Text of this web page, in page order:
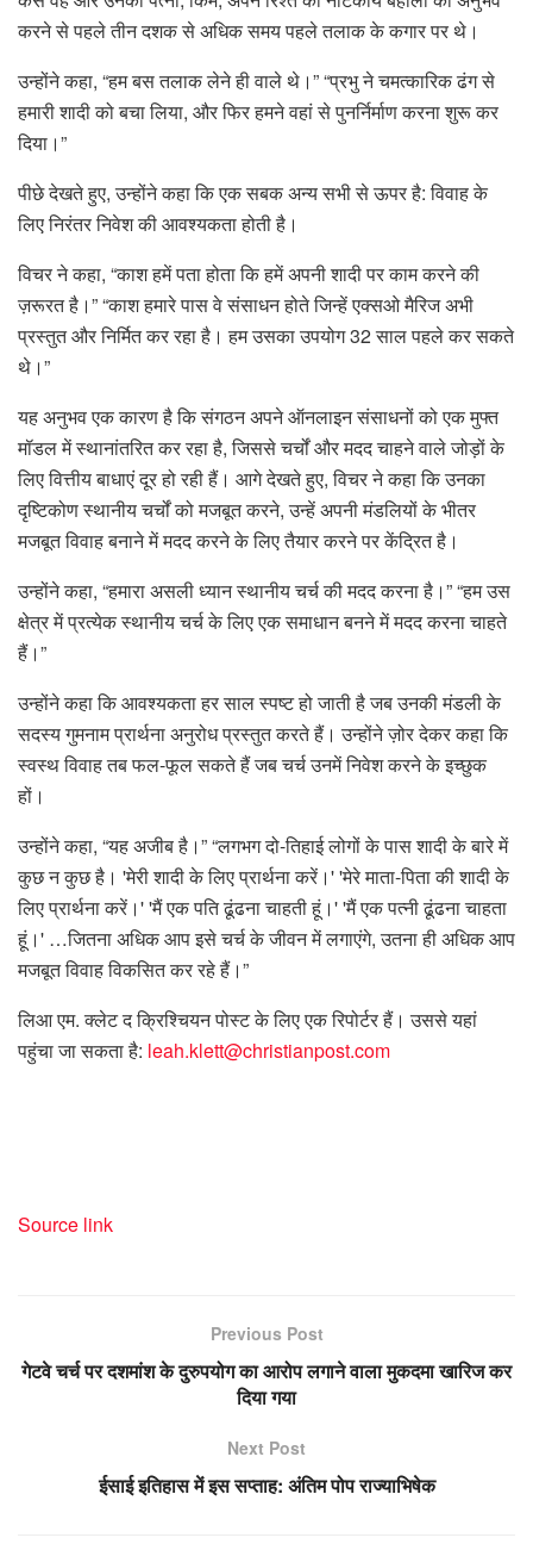
करने से पहले तीन दशक से अधिक समय पहले तलाक के कगार पर थे।
उन्होंने कहा, “हम बस तलाक लेने ही वाले थे।” “प्रभु ने चमत्कारिक ढंग से
हमारी शादी को बचा लिया, और फिर हमने वहां से पुनर्निर्माण करना शुरू कर
दिया।”
पीछे देखते हुए, उन्होंने कहा कि एक सबक अन्य सभी से ऊपर है: विवाह के
लिए निरंतर निवेश की आवश्यकता होती है।
विचर ने कहा, “काश हमें पता होता कि हमें अपनी शादी पर काम करने की
ज़रूरत है।” “काश हमारे पास वे संसाधन होते जिन्हें एक्सओ मैरिज अभी
प्रस्तुत और निर्मित कर रहा है। हम उसका उपयोग 32 साल पहले कर सकते
थे।”
यह अनुभव एक कारण है कि संगठन अपने ऑनलाइन संसाधनों को एक मुफ्त
मॉडल में स्थानांतरित कर रहा है, जिससे चर्चों और मदद चाहने वाले जोड़ों के
लिए वित्तीय बाधाएं दूर हो रही हैं। आगे देखते हुए, विचर ने कहा कि उनका
दृष्टिकोण स्थानीय चर्चों को मजबूत करने, उन्हें अपनी मंडलियों के भीतर
मजबूत विवाह बनाने में मदद करने के लिए तैयार करने पर केंद्रित है।
उन्होंने कहा, “हमारा असली ध्यान स्थानीय चर्च की मदद करना है।” “हम उस
क्षेत्र में प्रत्येक स्थानीय चर्च के लिए एक समाधान बनने में मदद करना चाहते
हैं।”
उन्होंने कहा कि आवश्यकता हर साल स्पष्ट हो जाती है जब उनकी मंडली के
सदस्य गुमनाम प्रार्थना अनुरोध प्रस्तुत करते हैं। उन्होंने ज़ोर देकर कहा कि
स्वस्थ विवाह तब फल-फूल सकते हैं जब चर्च उनमें निवेश करने के इच्छुक
हों।
उन्होंने कहा, “यह अजीब है।” “लगभग दो-तिहाई लोगों के पास शादी के बारे में
कुछ न कुछ है। 'मेरी शादी के लिए प्रार्थना करें।' 'मेरे माता-पिता की शादी के
लिए प्रार्थना करें।' 'मैं एक पति ढूंढना चाहती हूं।' 'मैं एक पत्नी ढूंढना चाहता
हूं।' …जितना अधिक आप इसे चर्च के जीवन में लगाएंगे, उतना ही अधिक आप
मजबूत विवाह विकसित कर रहे हैं।”
लिआ एम. क्लेट द क्रिश्चियन पोस्ट के लिए एक रिपोर्टर हैं। उससे यहां
पहुंचा जा सकता है: leah.klett@christianpost.com
Source link
Previous Post
गेटवे चर्च पर दशमांश के दुरुपयोग का आरोप लगाने वाला मुकदमा खारिज कर
दिया गया
Next Post
ईसाई इतिहास में इस सप्ताह: अंतिम पोप राज्याभिषेक